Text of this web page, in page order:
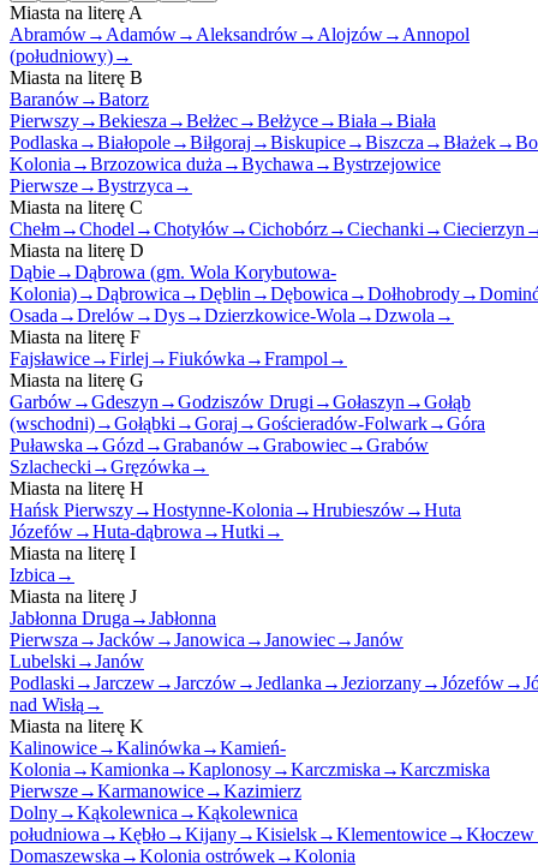
Miasta na literę A
Abramów→ Adamów→ Aleksandrów→ Alojzów→ Annopol
(południowy)→
Miasta na literę B
Baranów→Batorz
Pierwszy→Bekiesza →Bełżec→Bełżyce→Biała →Biała
Podlaska →Białopole→Biłgoraj →Biskupice→Biszcza →Błażek→
Kolonia →Brzozowica duża →Bychawa →Bystrzejowice
Pierwsze→Bystrzyca →
Miasta na literę C
Chełm→Chodel →Chotyłów→Cichobórz→Ciechanki →Ciecierzyn
Miasta na literę D
Dąbie→Dąbrowa (gm. Wola Korybutowa-
Kolonia)→Dąbrowica →Dęblin →Dębowica →Dołhobrody→
Osada →Drelów→Dys→Dzierzkowice-Wola →Dzwola →
Miasta na literę F
Fajsławice→Firlej →Fiukówka →Frampol →
Miasta na literę G
Garbów→Gdeszyn →Godziszów Drugi →Gołaszyn →Gołąb
(wschodni)→Gołąbki →Goraj →Gościeradów-Folwark→Góra
Puławska →Gózd →Grabanów→Grabowiec→Grabów
Szlachecki →Gręzówka →
Miasta na literę H
Hańsk Pierwszy→Hostynne-Kolonia →Hrubieszów→Huta
Józefów→Huta-dąbrowa →Hutki →
Miasta na literę I
Izbica →
Miasta na literę J
Jabłonna Druga →Jabłonna
Pierwsza →Jacków→Janowica →Janowiec→Janów
Lubelski →Janów
Podlaski →Jarczew→Jarczów→Jedlanka →Jeziorzany→Józefów→
nad Wisłą →
Miasta na literę K
Kalinowice→Kalinówka →Kamień-
Kolonia →Kamionka →Kaplonosy→Karczmiska →Karczmiska
Pierwsze→Karmanowice→Kazimierz
Dolny→Kąkolewnica →Kąkolewnica
południowa →Kębło→Kijany→Kisielsk→Klementowice→Kłoczew
Domaszewska →Kolonia ostrówek→Kolonia